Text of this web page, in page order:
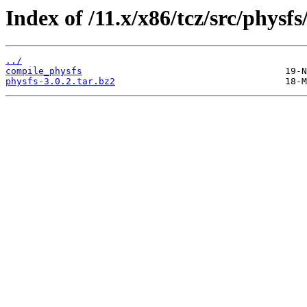
Index of /11.x/x86/tcz/src/
../
compile_physfs
physfs-3.0.2.tar.bz2